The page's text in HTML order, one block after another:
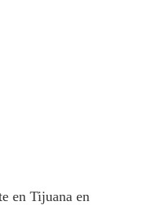
en Tijuana en